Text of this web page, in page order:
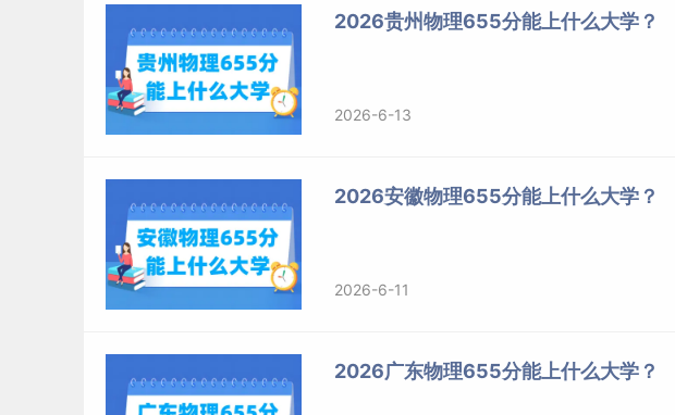
2026贵州物理655分能上什么大学？
2026-6-13
2026安徽物理655分能上什么大学？
2026-6-11
2026广东物理655分能上什么大学？